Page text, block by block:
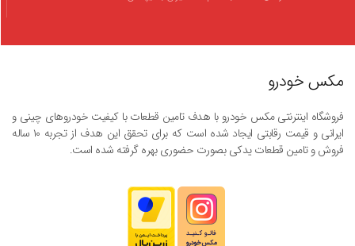
مکس خودرو
فروشگاه اینترنتی مکس خودرو با هدف تامین قطعات با کیفیت خودروهای چینی و
ایرانی و قیمت رقابتی ایجاد شده است که برای تحقق این هدف از تجربه ۱۰ ساله
فروش و تامین قطعات یدکی بصورت حضوری بهره گرفته شده است.